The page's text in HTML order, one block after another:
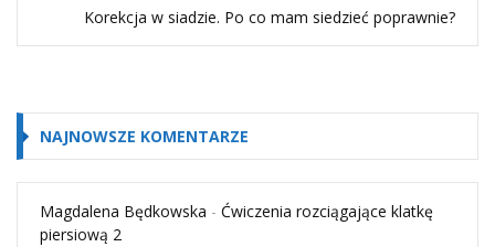
Korekcja w siadzie. Po co mam siedzieć poprawnie?
NAJNOWSZE KOMENTARZE
Magdalena Będkowska - Ćwiczenia rozciągające klatkę
piersiową 2